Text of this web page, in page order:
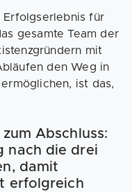
für
gesamte Team der
mit
den Weg in
ist das,
Abschluss:
nach die drei
damit
erfolgreich